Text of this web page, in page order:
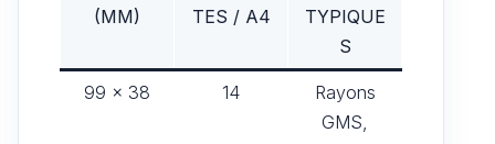
(MM)
TES / A4
TYPIQUE
S
99 × 38 14
Rayons
GMS,